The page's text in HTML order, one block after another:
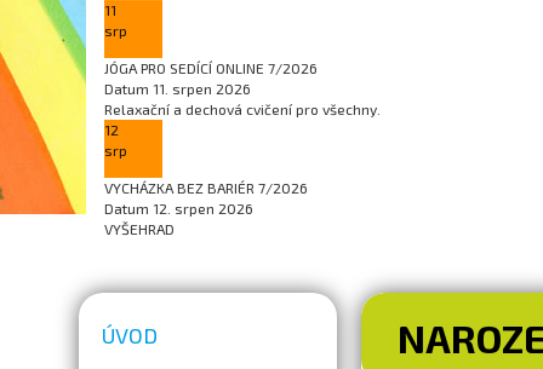
11
srp
JÓGA PRO SEDÍCÍ ONLINE 7/2026
Datum 11. srpen 2026
Relaxační a dechová cvičení pro všechny.
12
srp
VYCHÁZKA BEZ BARIÉR 7/2026
Datum 12. srpen 2026
VYŠEHRAD
ÚVOD